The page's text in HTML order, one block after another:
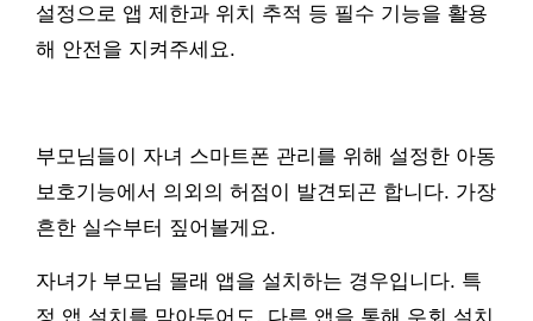
설정으로 앱 제한과 위치 추적 등 필수 기능을 활용
해 안전을 지켜주세요.
부모님들이 자녀 스마트폰 관리를 위해 설정한 아동
보호기능에서 의외의 허점이 발견되곤 합니다. 가장
흔한 실수부터 짚어볼게요.
자녀가 부모님 몰래 앱을 설치하는 경우입니다. 특